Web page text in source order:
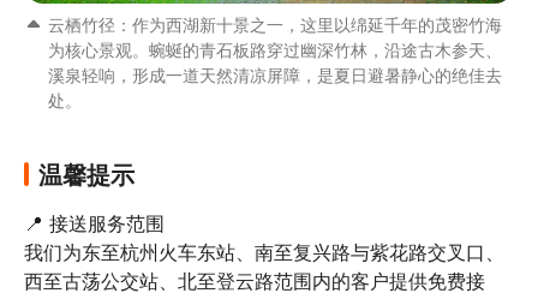
云栖竹径：作为西湖新十景之一，这里以绵延千年的茂密竹海
为核心景观。蜿蜒的青石板路穿过幽深竹林，沿途古木参天、
溪泉轻响，形成一道天然清凉屏障，是夏日避暑静心的绝佳去
处。
温馨提示
📍 接送服务范围
我们为东至杭州火车东站、南至复兴路与紫花路交叉口、
西至古荡公交站、北至登云路范围内的客户提供免费接